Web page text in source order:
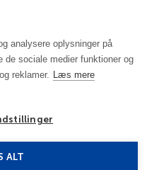
analysere oplysninger på
de sociale medier funktioner og
reklamer. Læs mere
ALTThracia Hotel Sofia 4****